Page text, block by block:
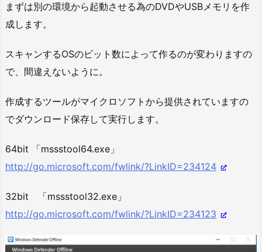
まずは別の環境から起動させる為のDVDやUSBメモリを作
成します。
スキャンするOSのビット数によって作るのが変わりますの
で、間違えないように。
作成するツールがマイクロソフトから提供されていますの
でダウンロード保存して実行します。
64bit 「mssstool64.exe」
http://go.microsoft.com/fwlink/?LinkID=234124
32bit 「mssstool32.exe」
http://go.microsoft.com/fwlink/?LinkID=234123